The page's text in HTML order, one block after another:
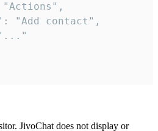
"Add contact",
JivoChat does not display or